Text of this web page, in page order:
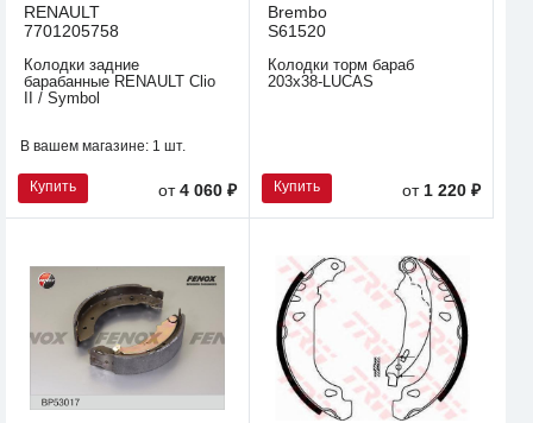
RENAULT
7701205758
Колодки задние
барабанные RENAULT Clio
II / Symbol
В вашем магазине: 1 шт.
Купить от4 060 ₽
Brembo
S61520
Колодки торм бараб
203x38-LUCAS
Купить от 1 220 ₽